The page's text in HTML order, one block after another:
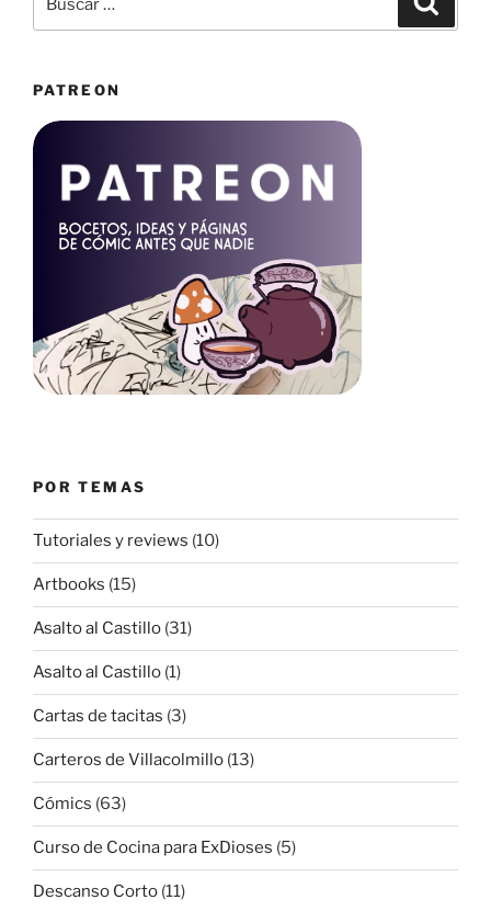
por:
PATREON
POR TEMAS
Tutoriales y reviews (10)
Artbooks (15)
Asalto al Castillo (31)
Asalto al Castillo (1)
Cartas de tacitas (3)
Carteros de Villacolmillo (13)
Cómics (63)
Curso de Cocina para ExDioses (5)
Descanso Corto (11)